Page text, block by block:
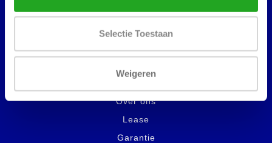
Selectie Toestaan
Weigeren
INFORMATIE
Over ons
Lease
Garantie